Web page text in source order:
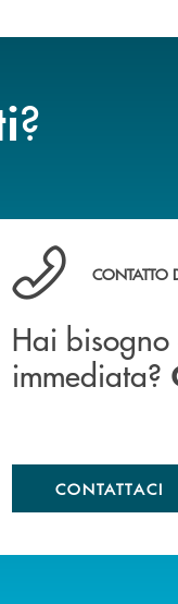
?
Hai bisogno di
CONTATTO
Hai
immediata?
CONTATTACI